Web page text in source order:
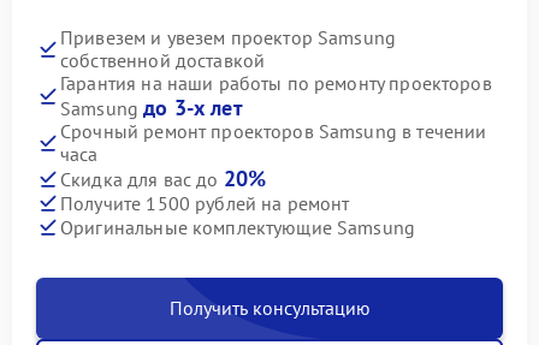
Привезем и увезем проектор Samsung
собственной доставкой
Гарантия на наши работы по ремонту проекторов
Samsungдо 3-х лет
Срочный ремонт проекторов Samsung в течении
часа
Скидка для вас до 20%
Получите 1500 рублей на ремонт
Оригинальные комплектующие Samsung
Получить консультацию